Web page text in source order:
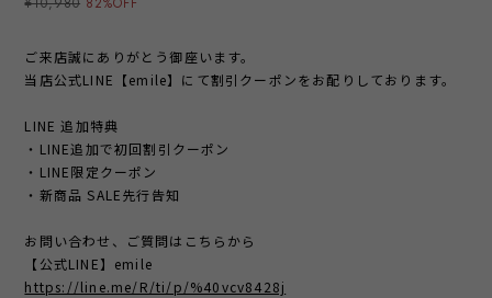
ご来店誠にありがとう御座います。
当店公式LINE【emile】にて割引クーポンをお配りしております。
LINE 追加特典
・LINE追加で初回割引クーポン
・LINE限定クーポン
・新商品 SALE先行告知
お問い合わせ、ご質問はこちらから
【公式LINE】emile
https://line.me/R/ti/p/%40vcv8428j